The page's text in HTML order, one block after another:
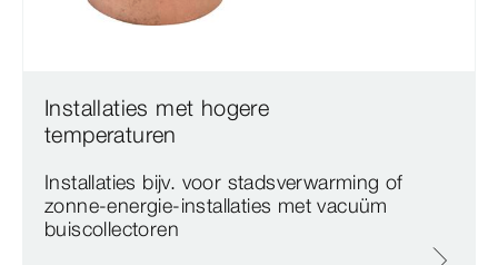
Installaties met hogere
temperaturen
Installaties bijv. voor stadsverwarming of
zonne-​energie-​installaties met vacuüm
buiscollectoren